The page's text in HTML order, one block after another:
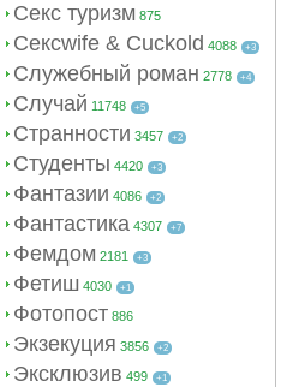
Секс туризм 875
Сексwife & Cuckold 4088 +3
Служебный роман 2778 +4
Случай 11748 +5
Странности 3457 +2
Студенты 4420 +3
Фантазии 4086 +2
Фантастика 4307 +7
Фемдом 2181 +3
Фетиш 4030 +1
Фотопост 886
Экзекуция 3856 +2
Эксклюзив 499 +1